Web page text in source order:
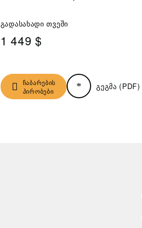
გადასახადი თვეში
1 449 $
ჩაბარების
პირობები
გეგმა (PDF)